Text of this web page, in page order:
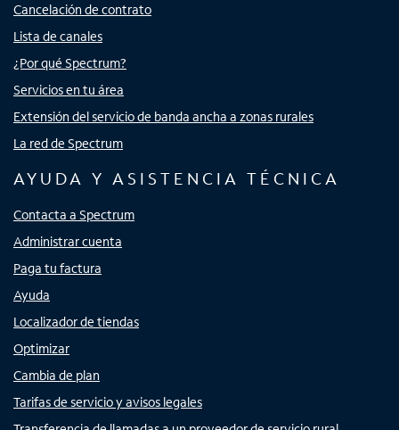
Cancelación de contrato
Lista de canales
¿Por qué Spectrum?
Servicios en tu área
Extensión del servicio de banda ancha a zonas rurales
La red de Spectrum
AYUDA Y ASISTENCIA TÉCNICA
Contacta a Spectrum
Administrar cuenta
Paga tu factura
Ayuda
Localizador de tiendas
Optimizar
Cambia de plan
Tarifas de servicio y avisos legales